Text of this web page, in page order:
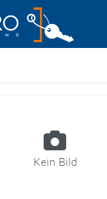
Kein Bild